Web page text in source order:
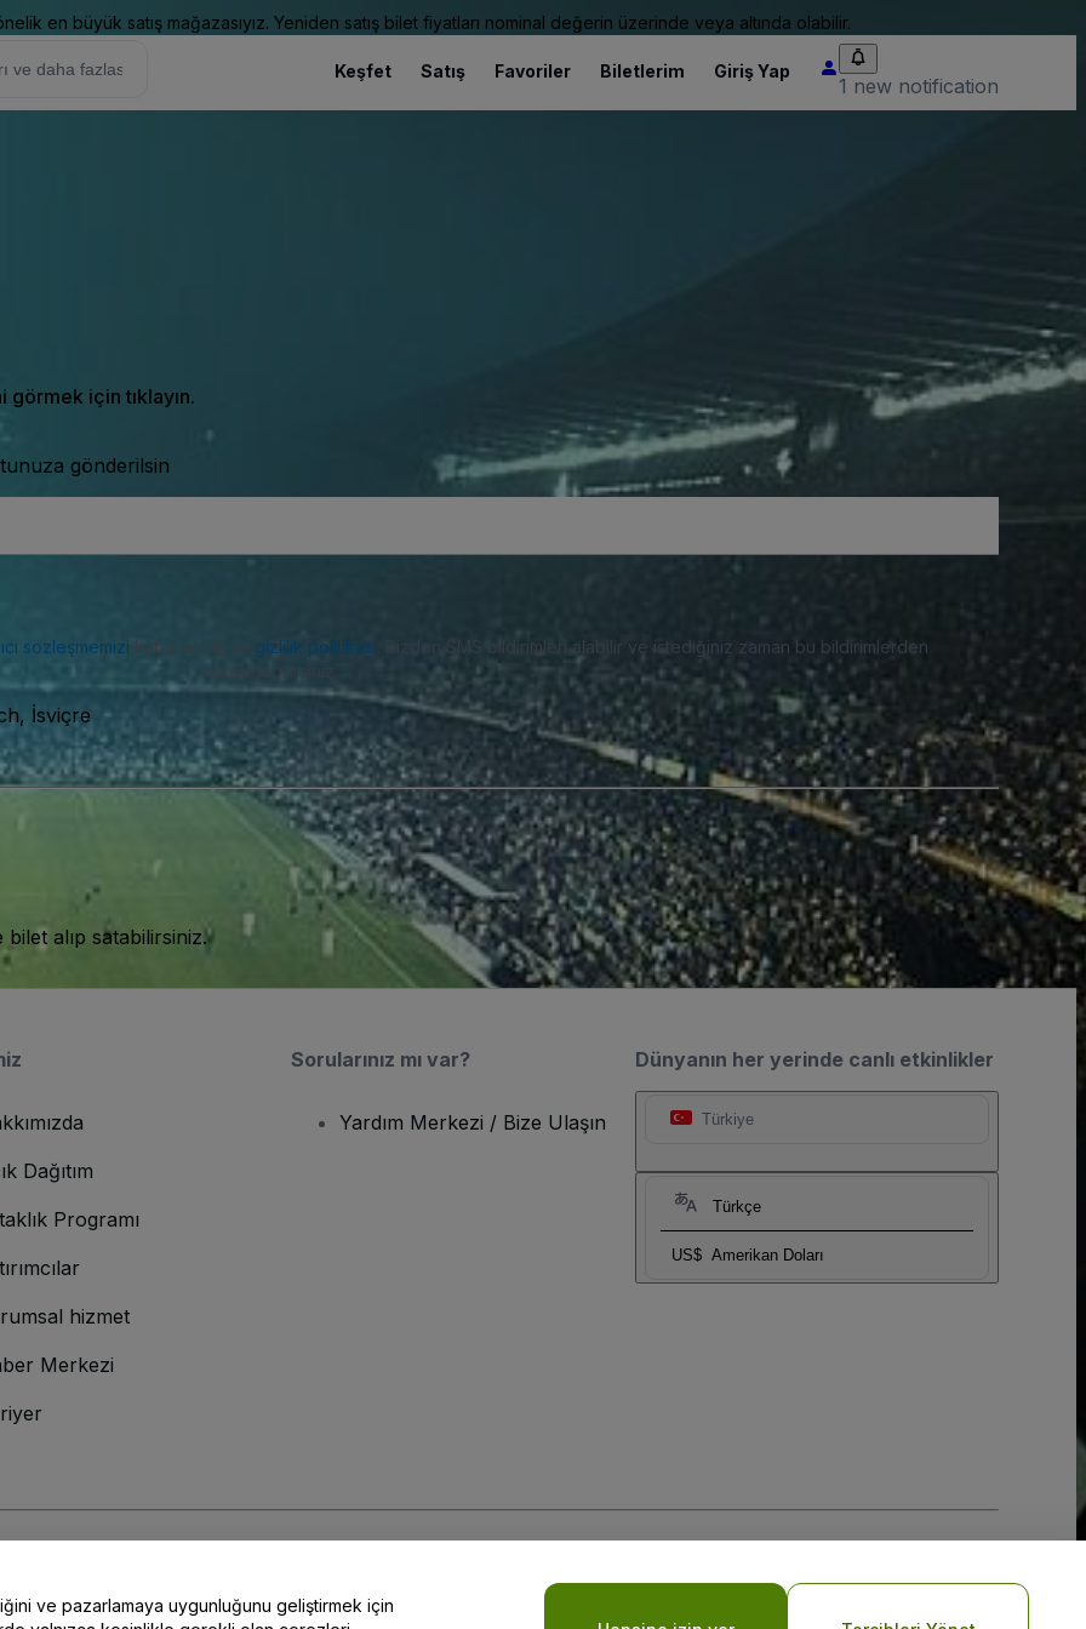
en büyük satış mağazasıyız. Yeniden satış bilet fiyatları nominal değerin üzerinde veya altında olabilir.
Keşfet Satış Favoriler Biletlerim Giriş Yap
1 new notification
için tıklayın.
gönderilsin
sözleşmemizi gizlilik politikası . Bizden SMS bildirimleri alabilir ve istediğiniz zaman bu bildirimlerden
vazgeçebilirsiniz.
İsviçre
alıp satabilirsiniz.
Dünyanın her yerinde canlı etkinlikler
Türkiye
Türkçe
US$ Amerikan Doları
Dağıtım
Programı
hizmet
Merkezi
Sorularınız mı var?
Yardım Merkezi / Bize Ulaşın
ve pazarlamaya uygunluğunu geliştirmek için